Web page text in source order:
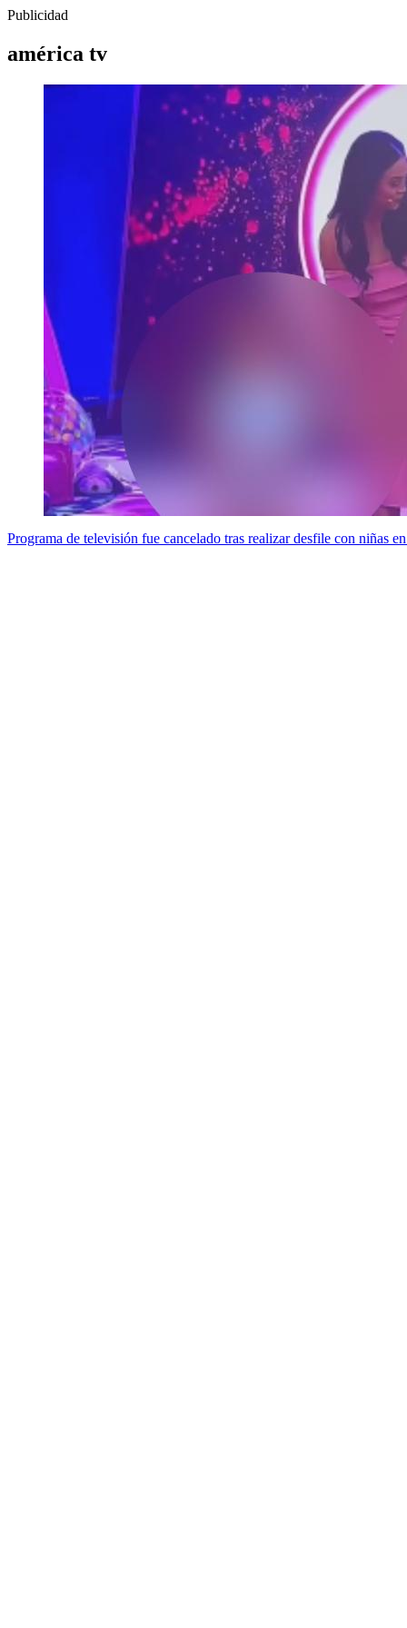
Publicidad
américa tv
Programa de televisión fue cancelado tras realizar desfile con niñas